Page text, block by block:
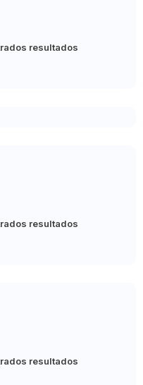
resultados
resultados
resultados